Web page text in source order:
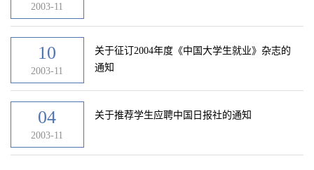
2003-11
10
2003-11
关于征订2004年度《中国大学生就业》杂志的
通知
04
2003-11
关于推荐学生应聘中国日报社的通知